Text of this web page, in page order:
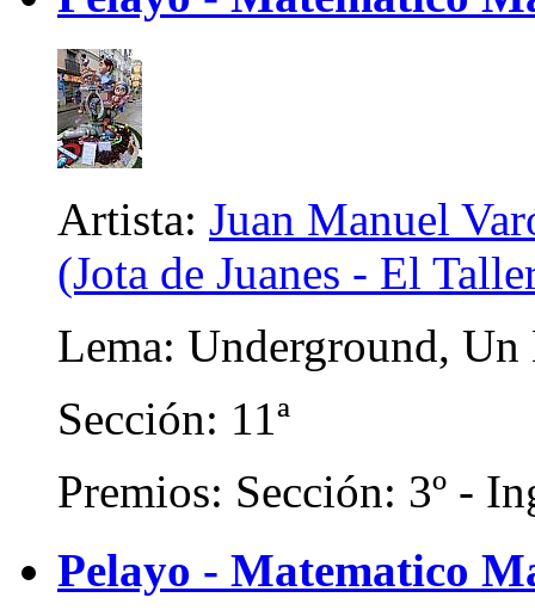
Artista: Juan Manuel
(Jota de Juanes - El
Lema: Underground,
Sección: 11ª
Premios: Sección: 3º -
Pelayo - Matematico